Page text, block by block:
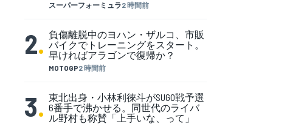
スーパーフォーミュラ2 時間前
2.
MOTOGP2 時間前
負傷離脱中のヨハン・ザルコ、市販
バイクでトレーニングをスタート。
早ければアラゴンで復帰か？
3. 東北出身・小林利徠斗がSUGO戦予選
6番手で沸かせる。同世代のライバ
ル野村も称賛「上手いな、って」